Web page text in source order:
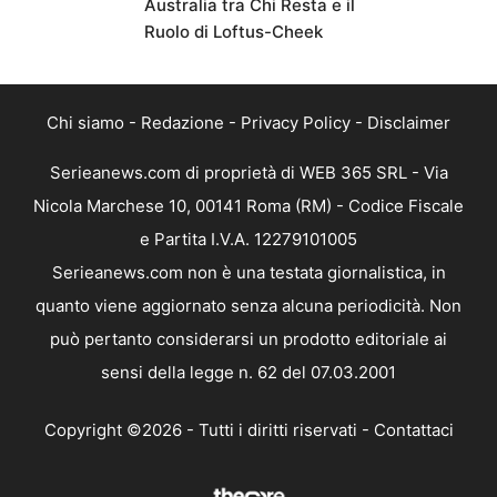
Australia tra Chi Resta e il
Ruolo di Loftus-Cheek
Chi siamo - Redazione - Privacy Policy - Disclaimer
Serieanews.com di proprietà di WEB 365 SRL - Via
Nicola Marchese 10, 00141 Roma (RM) - Codice Fiscale
e Partita I.V.A. 12279101005
Serieanews.com non è una testata giornalistica, in
quanto viene aggiornato senza alcuna periodicità. Non
può pertanto considerarsi un prodotto editoriale ai
sensi della legge n. 62 del 07.03.2001
Copyright ©2026 - Tutti i diritti riservati - Contattaci